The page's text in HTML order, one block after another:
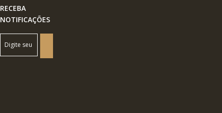
RECEBA
NOTIFICAÇÕES